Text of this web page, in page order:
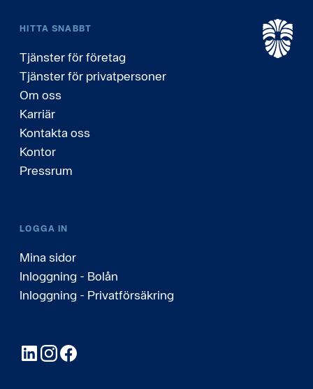
HITTA SNABBT
Tjänster för företag
Tjänster för privatpersoner
Om oss
Karriär
Kontakta oss
Kontor
Pressrum
LOGGA IN
Mina sidor
Inloggning - Bolån
Inloggning - Privatförsäkring
LinkedInInstagram